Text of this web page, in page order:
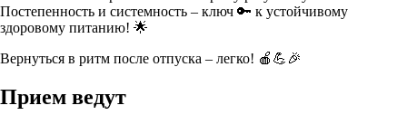
Постепенность и системность – ключ 🔑 к устойчивому
здоровому питанию! 🌟
Вернуться в ритм после отпуска – легко! 🍎💪🎉
Прием ведут